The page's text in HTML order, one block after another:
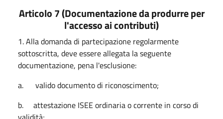
Articolo 7 (Documentazione da produrre per
l'accesso ai contributi)
1. Alla domanda di partecipazione regolarmente
sottoscritta, deve essere allegata la seguente
documentazione, pena l'esclusione:
a. valido documento di riconoscimento;
b. attestazione ISEE ordinaria o corrente in corso di